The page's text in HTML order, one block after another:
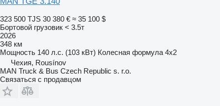
323 500 TJS 30 380 € ≈ 35 100 $
Бортовой грузовик < 3.5т
2026
348 км
Мощность 140 л.с. (103 кВт) Колесная формула 4x2
Чехия, Rousínov
MAN Truck & Bus Czech Republic s. r.o.
Связаться с продавцом